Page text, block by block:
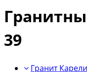
39
Гранит